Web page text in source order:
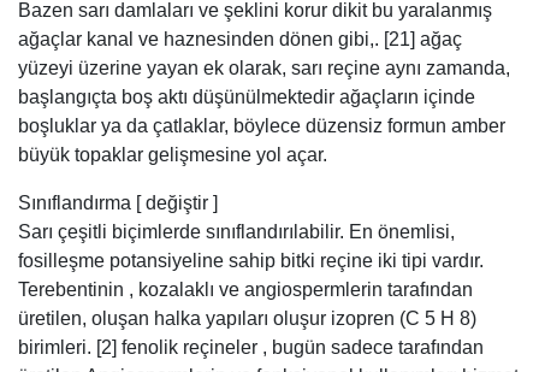
Sarı çeşitli biçimlerde sınıflandırılabilir. En önemlisi,
fosilleşme potansiyeline sahip bitki reçine iki tipi vardır.
Terebentinin , kozalaklı ve angiospermlerin tarafından
üretilen, oluşan halka yapıları oluşur izopren (C 5 H 8)
birimleri. [2] fenolik reçineler , bugün sadece tarafından
üretilen Angiospermlerin ve fonksiyonel kullanımları hizmet
damarlarda amber olarak bulunur reçinenin üçüncü bir tip
üretti. [2] reçine bileşimi oldukça değişkendir; Her tür
piroliz-gaz kromatografisi-kütle spektrometrisi kullanılarak
tespit edilebilir kimyasal eşsiz bir karışımı üretir. [2] genel
kimyasal ve yapısal bir bileşim, beş sınıfa AMBERLERİ
ayırmak için kullanılır. [27] [28] Orada üretim şekline göre